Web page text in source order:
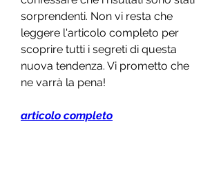
sorprendenti. Non vi resta che
leggere l'articolo completo per
scoprire tutti i segreti di questa
nuova tendenza. Vi prometto che
ne varrà la pena!
articolo completo